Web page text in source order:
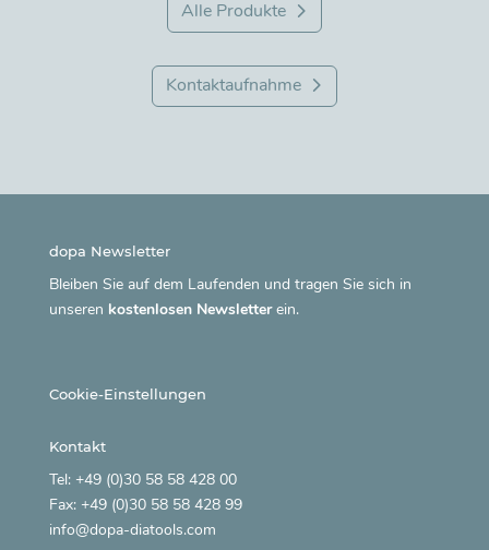
Alle Produkte
Kontaktaufnahme
dopa Newsletter
Bleiben Sie auf dem Laufenden und tragen Sie sich in
unseren kostenlosen Newsletterein.
Cookie-Einstellungen
Kontakt
Tel: +49 (0)30 58 58 428 00
Fax: +49 (0)30 58 58 428 99
info@dopa-diatools.com